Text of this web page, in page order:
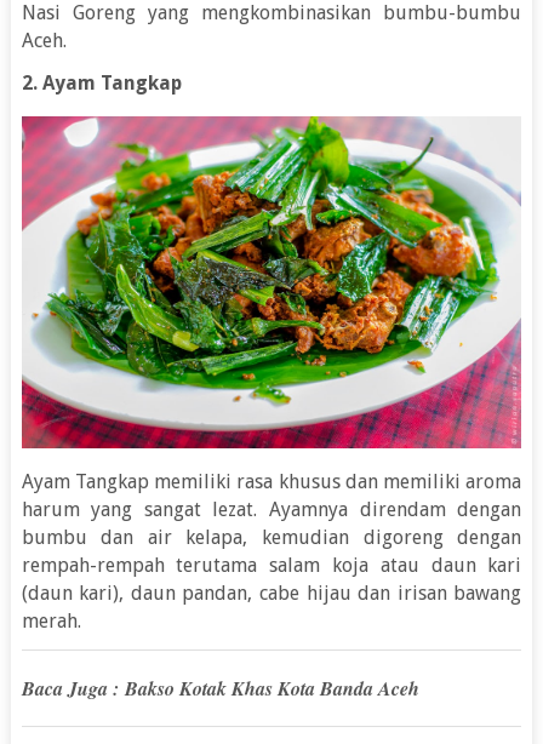
Nasi Goreng yang mengkombinasikan bumbu-bumbu
Aceh.
2. Ayam Tangkap
Ayam Tangkap memiliki rasa khusus dan memiliki aroma
harum yang sangat lezat. Ayamnya direndam dengan
bumbu dan air kelapa, kemudian digoreng dengan
rempah-rempah terutama salam koja atau daun kari
(daun kari), daun pandan, cabe hijau dan irisan bawang
merah.
Baca Juga :Bakso Kotak Khas Kota Banda Aceh